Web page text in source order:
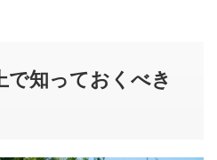
で知っておくべき